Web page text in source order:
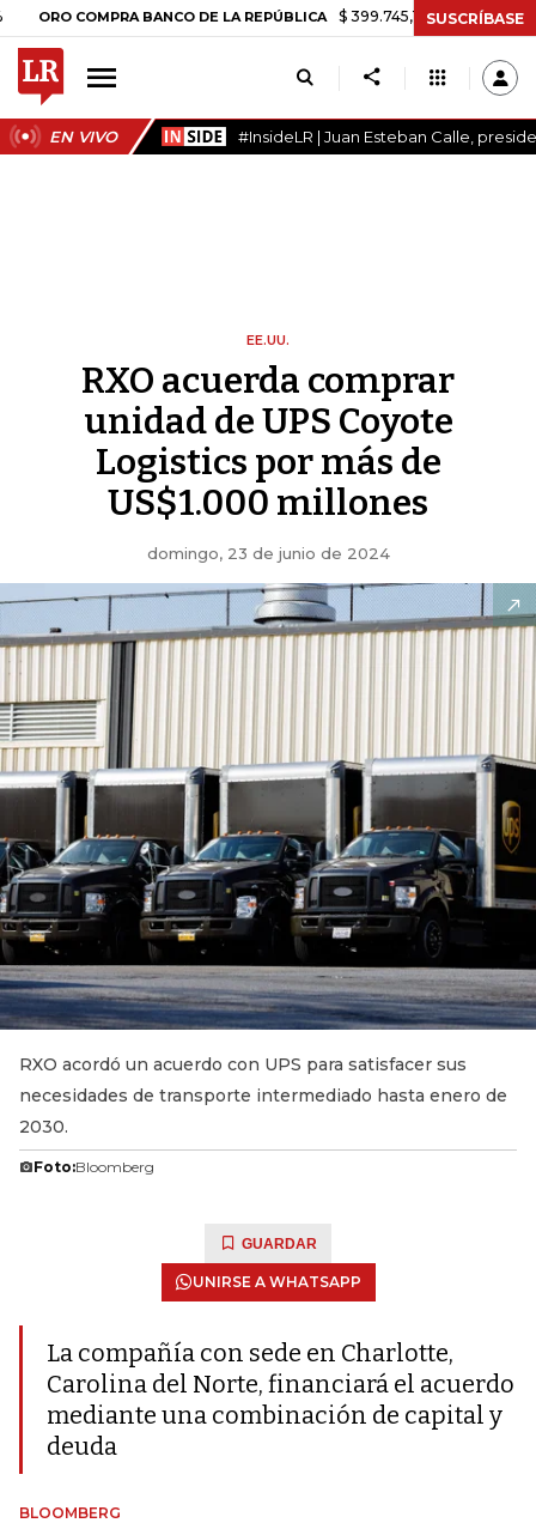
COMPRA BANCO DE LA REPÚBLICA $ 399.745,16 +$ 2.295,71 +0,58%
SUSCRÍBASE
EN VIVO #InsideLR | Juan Esteban Calle,
EE.UU.
RXO acuerda comprar
unidad de UPS Coyote
Logistics por más de
US$1.000 millones
domingo, 23 de junio de 2024
RXO acordó un acuerdo con UPS para satisfacer sus
necesidades de transporte intermediado hasta enero de
2030.
Foto:Bloomberg
GUARDAR
UNIRSE A WHATSAPP
La compañía con sede en Charlotte,
Carolina del Norte, financiará el acuerdo
mediante una combinación de capital y
deuda
BLOOMBERG